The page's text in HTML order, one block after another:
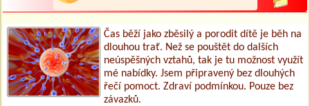
Čas běží jako zběsilý a porodit dítě je běh na
dlouhou trať. Než se pouštět do dalších
neúspěšných vztahů, tak je tu možnost využít
mé nabídky. Jsem připravený bez dlouhých
řečí pomoct. Zdraví podmínkou. Pouze bez
závazků.